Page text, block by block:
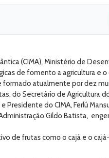
(CIMA), Ministério de
de fomento a agricultura e
formado atualmente por dez
do Secretário de Agricultura
do CIMA, Ferlú
Gildo Batista,
de frutas como o cajá e o